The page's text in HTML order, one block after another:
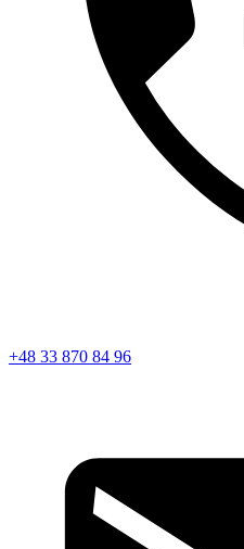
+48 33 870 84 96